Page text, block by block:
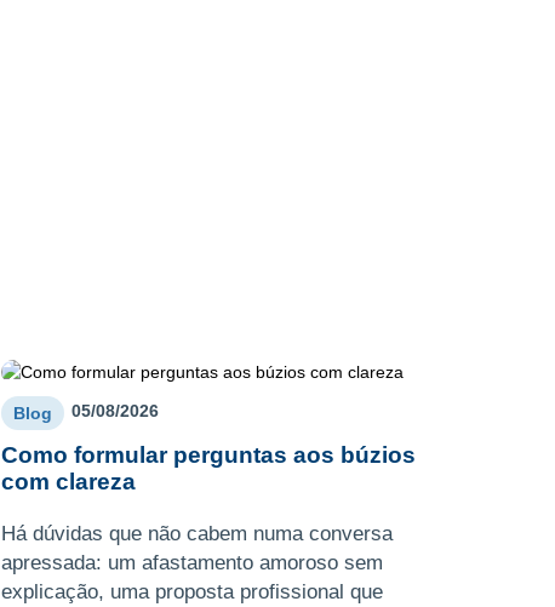
Blog 05/08/2026
Como formular perguntas aos búzios
com clareza
Há dúvidas que não cabem numa conversa
apressada: um afastamento amoroso sem
explicação, uma proposta profissional que